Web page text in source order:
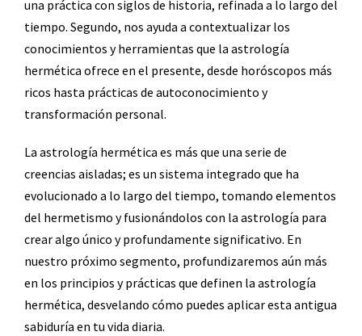
una práctica con siglos de historia, refinada a lo largo del
tiempo. Segundo, nos ayuda a contextualizar los
conocimientos y herramientas que la astrología
hermética ofrece en el presente, desde horóscopos más
ricos hasta prácticas de autoconocimiento y
transformación personal.
La astrología hermética es más que una serie de
creencias aisladas; es un sistema integrado que ha
evolucionado a lo largo del tiempo, tomando elementos
del hermetismo y fusionándolos con la astrología para
crear algo único y profundamente significativo. En
nuestro próximo segmento, profundizaremos aún más
en los principios y prácticas que definen la astrología
hermética, desvelando cómo puedes aplicar esta antigua
sabiduría en tu vida diaria.